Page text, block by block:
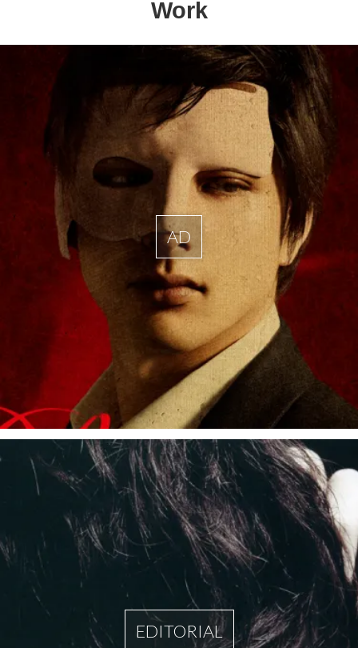
Work
AD
EDITORIAL